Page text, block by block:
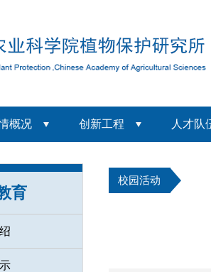
概况 创新工程 人才队
育
校园活动